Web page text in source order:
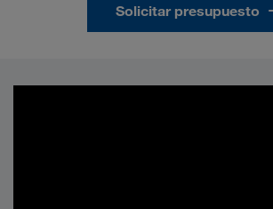
Solicitar presupuesto